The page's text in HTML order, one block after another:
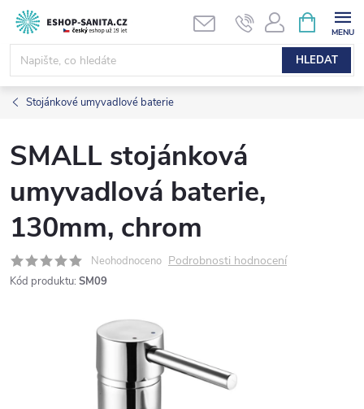
Přejít
obsah
HLEDAT
NÁKUPNÍ
KOŠÍK
Stojánkové umyvadlové baterie
SMALL stojánková
umyvadlová baterie,
130mm, chrom
Neohodnoceno Podrobnosti hodnocení
Kód produktu: SM09